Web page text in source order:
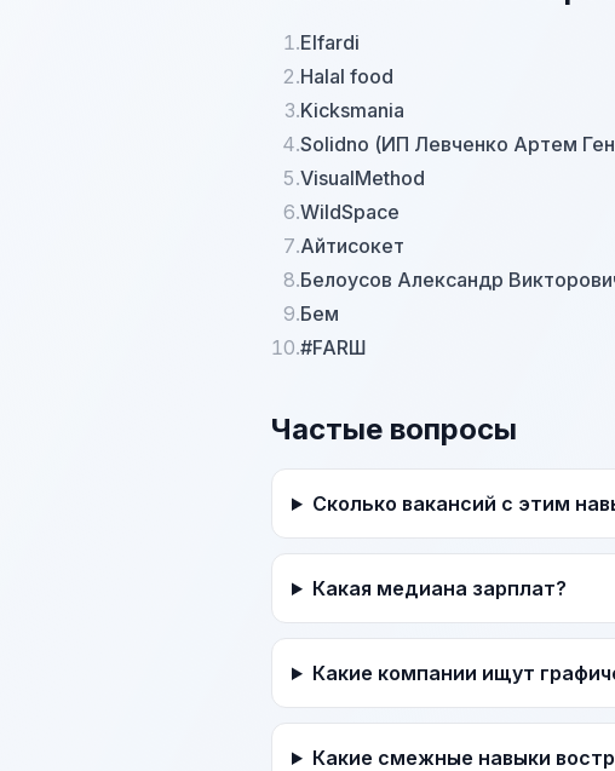
1.Elfardi
2.Halal food
3.Kicksmania
4.Solidno (ИП Левченко Артем
5.VisualMethod
6.WildSpace
7.Айтисокет
8.Белоусов Александр
9.Бем
10.#FARШ
Частые вопросы
Сколько вакансий с этим
Какая медиана зарплат?
Какие компании ищут
Какие смежные навыки